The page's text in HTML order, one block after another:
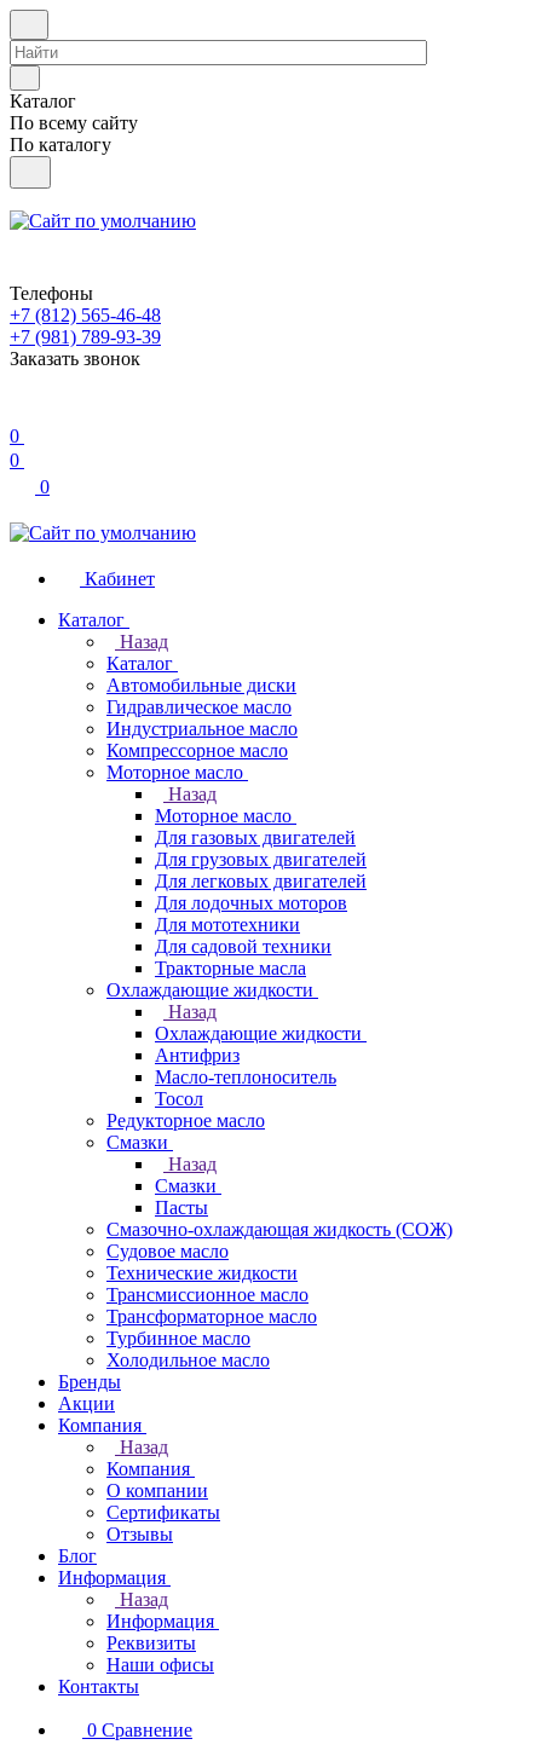
Каталог
По всему сайту
По каталогу
Телефоны
+7 (812) 565-46-48
+7 (981) 789-93-39
Заказать звонок
0
0
0
Кабинет
Каталог
Назад
Каталог
Автомобильные диски
Гидравлическое масло
Индустриальное масло
Компрессорное масло
Моторное масло
Назад
Моторное масло
Для газовых двигателей
Для грузовых двигателей
Для легковых двигателей
Для лодочных моторов
Для мототехники
Для садовой техники
Тракторные масла
Охлаждающие жидкости
Назад
Охлаждающие жидкости
Антифриз
Масло-теплоноситель
Тосол
Редукторное масло
Смазки
Назад
Смазки
Пасты
Смазочно-охлаждающая жидкость (СОЖ)
Судовое масло
Технические жидкости
Трансмиссионное масло
Трансформаторное масло
Турбинное масло
Холодильное масло
Бренды
Акции
Компания
Назад
Компания
О компании
Сертификаты
Отзывы
Блог
Информация
Назад
Информация
Реквизиты
Наши офисы
Контакты
0 Сравнение